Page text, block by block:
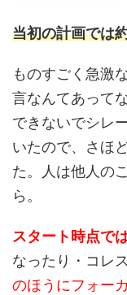
当初の計画では
ものすごく急激
言なんてあって
できないでシレ
いたので、さほ
た。人は他人の
ら。
スタート時点で
なったり・コレ
のほうにフォー